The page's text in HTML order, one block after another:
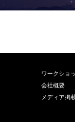
ワークショ
会社概要
メディア掲